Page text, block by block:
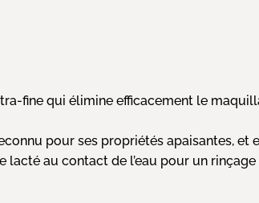
fine qui élimine efficacement le
pour ses propriétés apaisantes, et
au contact de l’eau pour un